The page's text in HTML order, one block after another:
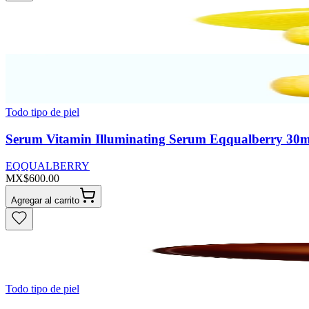
Todo tipo de piel
Serum Vitamin Illuminating Serum Eqqualberry
EQQUALBERRY
MX$600.00
Agregar al carrito
Todo tipo de piel